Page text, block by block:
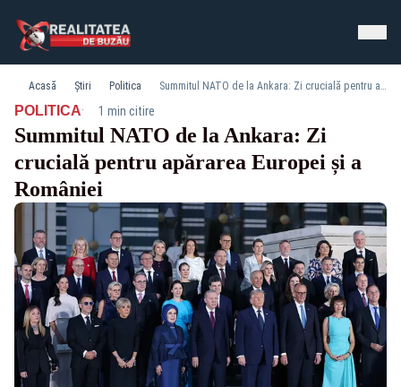
Acasă Știri Politica Summitul NATO de la Ankara: Zi crucială pentru apărarea Europei și a României
POLITICA· 1 min citire
Summitul NATO de la Ankara: Zi
crucială pentru apărarea Europei și a
României